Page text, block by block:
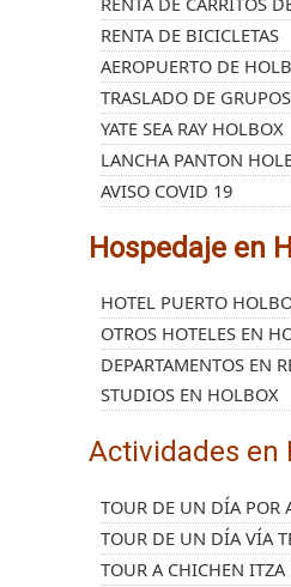
RENTA DE BICICLETAS
AEROPUERTO DE
TRASLADO DE
YATE SEA RAY HOLBOX
LANCHA PANTON
AVISO COVID 19
Hospedaje en
HOTEL PUERTO
OTROS HOTELES EN
DEPARTAMENTOS EN
STUDIOS EN HOLBOX
Actividades en
TOUR DE UN DÍA POR
TOUR DE UN DÍA VÍA
TOUR A CHICHEN ITZA